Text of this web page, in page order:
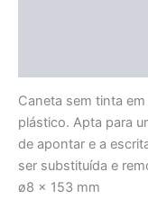
Caneta sem tinta
plástico. Apta para
de apontar e a
ser substituída e
ø8 x 153 mm